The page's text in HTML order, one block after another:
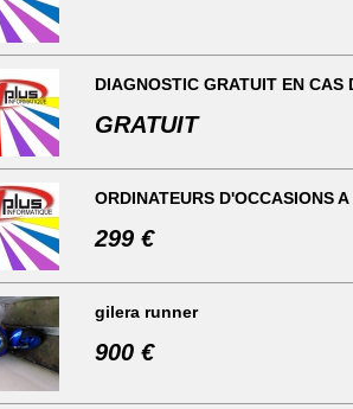
DIAGNOSTIC GRATUIT EN CAS
GRATUIT
ORDINATEURS D'OCCASIONS
299 €
gilera runner
900 €